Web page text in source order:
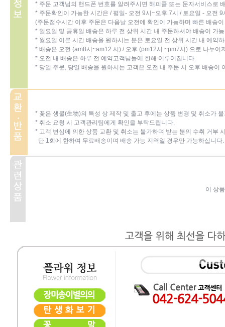
* 주문 고객님의 핸드폰 번호를 알려주시면 해피콜 또는 문자서비스로
* 주문확인이 가능한 시간은 / 평일- 오전 9시~오후 7시 / 토요일 - 오전
(주문접수시간 이후 주문은 다음날 오전에 확인이 가능하며 빠른 배송
* 일요일 및 공휴일 배송은 하루 전 상위 시간 내 주문하셔야 배송이 가
* 월요일 이른 시간 배송을 원하시는 분은 토요일 전 상위 시간 내 예약
* 배송은 오전 (am8시~am12 시) / 오후 (pm12시 ~pm7시) 으로 나누어
* 오전 내 배송은 하루 전 예약고객님들에 한해 이루어집니다.
* 당일 주문, 당일 배송을 원하시는 고객은 오전 내 주문 시 오후 배송이
* 꽃은 생물(生物)의 특성 상 제작 및 출고 후에는 상품 변경 및 취소가
* 취소 요청 시 고객관리팀에게 확인을 부탁드립니다.
* 고객 변심에 의한 상품 교환 및 취소는 불가하며 받는 분의 수취 거부
단 1회에 한하여 무료배송이며 배송 가능 지역일 경우만 가능하십니다.
이 상